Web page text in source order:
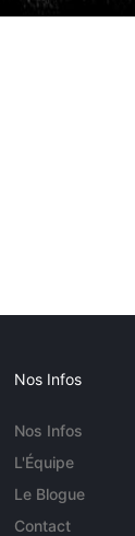
Nos Infos
Nos Infos
L'Équipe
Le Blogue
Contact